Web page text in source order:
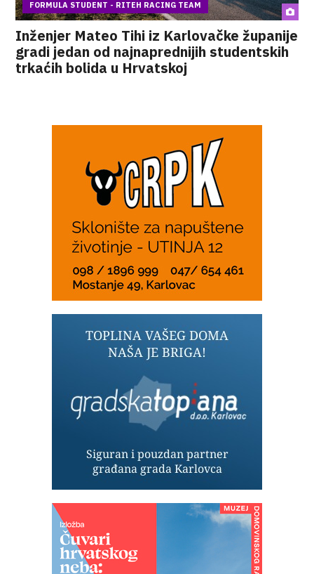
FORMULA STUDENT - RITEH RACING TEAM
Inženjer Mateo Tihi iz Karlovačke županije
gradi jedan od najnaprednijih studentskih
trkaćih bolida u Hrvatskoj